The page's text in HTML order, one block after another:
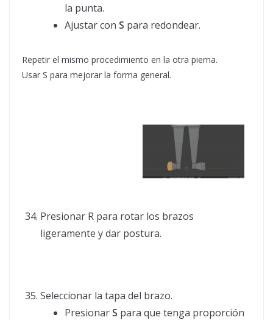
la punta.
Ajustar con S para redondear.
Repetir el mismo procedimiento en la otra pierna.
Usar S para mejorar la forma general.
Presionar R para rotar los brazos
ligeramente y dar postura.
Seleccionar la tapa del brazo.
PresionarS para que tenga proporción